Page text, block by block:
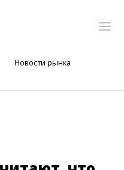
Новости рынка